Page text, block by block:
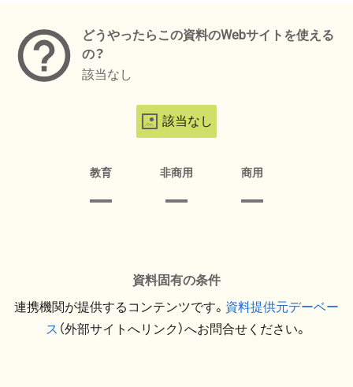
どうやったらこの資料のWebサイトを使える
の？
該当なし
該当なし
教育 非商用 商用
資料固有の条件
連携機関が提供するコンテンツです。 資料提供元デーベー
ス （外部サイトへリンク）へお問合せください。